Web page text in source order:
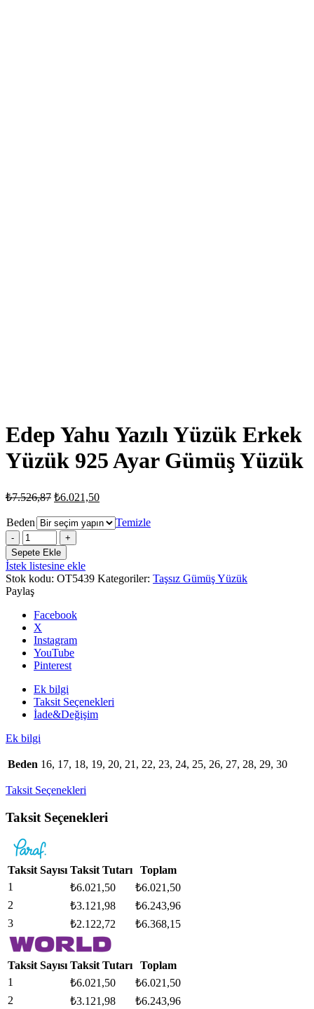
Edep Yahu Yazılı Yüzük Erkek
Yüzük 925 Ayar Gümüş Yüzük
₺7.526,87 Orijinal
₺7.526,87.
₺6.021,50Şu
fiyat:
Beden
Temizle
Edep
Yahu
Yazılı
Yüzük
Erkek
Yüzük
925
Ayar
Gümüş
Yüzük
adet
Sepete Ekle
İstek listesine ekle
Stok kodu: OT5439 Kategoriler: Taşsız Gümüş Yüzük
Paylaş
Facebook
X
Instagram
YouTube
Pinterest
Ek bilgi
Taksit Seçenekleri
İade&Değişim
Ek bilgi
Beden 16, 17, 18, 19, 20, 21, 22, 23, 24, 25, 26, 27, 28, 29, 30
Taksit Seçenekleri
Taksit Seçenekleri
Taksit Sayısı Taksit Tutarı
Toplam
1
₺6.021,50 ₺6.021,50
2
₺3.121,98 ₺6.243,96
3
₺2.122,72 ₺6.368,15
Taksit Sayısı Taksit Tutarı
Toplam
1
₺6.021,50 ₺6.021,50
2
₺3.121,98 ₺6.243,96